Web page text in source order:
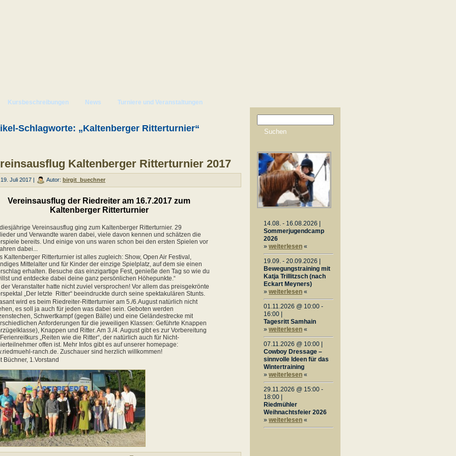
Kursbeschreibungen News
Turniere und Veranstaltungen
Schlagworte: „Kaltenberger Ritterturnier“
Kaltenberger Ritterturnier 2017
19. Juli 2017 | Autor: birgit_buechner
Vereinsausflug der Riedreiter am 16.7.2017 zum
Kaltenberger Ritterturnier
Vereinsausflug ging zum Kaltenberger Ritterturnier. 29
und Verwandte waren dabei, viele davon kennen und schätzen die
bereits. Und einige von uns waren schon bei den ersten Spielen vor
dabei...
Kaltenberger Ritterturnier ist alles zugleich: Show, Open Air Festival,
Mittelalter und für Kinder der einzige Spielplatz, auf dem sie einen
erhalten. Besuche das einzigartige Fest, genieße den Tag so wie du
und entdecke dabei deine ganz persönlichen Höhepunkte.“
der Veranstalter hatte nicht zuviel versprochen! Vor allem das preisgekrönte
„Der letzte Ritter“ beeindruckte durch seine spektakulären Stunts.
wird es beim Riedreiter-Ritterturnier am 5./6.August natürlich nicht
es soll ja auch für jeden was dabei sein. Geboten werden
Schwertkampf (gegen Bälle) und eine Geländestrecke mit
Anforderungen für die jeweiligen Klassen: Geführte Knappen
Knappen und Ritter. Am 3./4. August gibt es zur Vorbereitung
„Reiten wie die Ritter“, der natürlich auch für Nicht-
offen ist. Mehr Infos gibt es auf unserer homepage:
ranch.de. Zuschauer sind herzlich willkommen!
Büchner, 1.Vorstand
14.08. - 16.08.2026 |
Sommerjugendcamp
2026
» weiterlesen «
19.09. - 20.09.2026 |
Bewegungstraining mit
Katja Trillitzsch (nach
Eckart Meyners)
» weiterlesen «
01.11.2026 @ 10:00 -
16:00 |
Tagesritt Samhain
» weiterlesen «
07.11.2026 @ 10:00 |
Cowboy Dressage –
sinnvolle Ideen für das
Wintertraining
» weiterlesen «
29.11.2026 @ 15:00 -
18:00 |
Riedmühler
Weihnachtsfeier 2026
» weiterlesen «